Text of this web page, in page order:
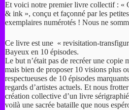
Et voici notre premier livre collectif : «
& ink », conçu et façonné par les
exemplaires numérotés ! Nous ne
Ce livre est une ​ « revisitation-
Bayeux en 10 épisodes.
Le but n’était pas de recréer une copie
mais bien de proposer 10 visions plus
respectueuses de 10 épisodes
regards d’artistes actuels. Et nous
création collective d’un livre
voilà une​ ​sacrée bataille que nous